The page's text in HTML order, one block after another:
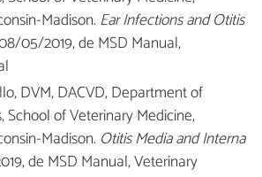
Madison. Ear Infections and Otitis
05/2019, de MSD Manual,
DVM, DACVD, Department of
School of Veterinary Medicine,
Madison. Otitis Media and Interna
de MSD Manual, Veterinary